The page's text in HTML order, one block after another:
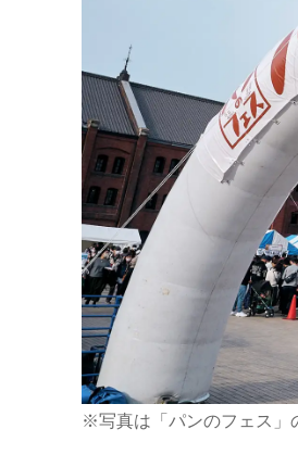
※写真は「パンのフェス」